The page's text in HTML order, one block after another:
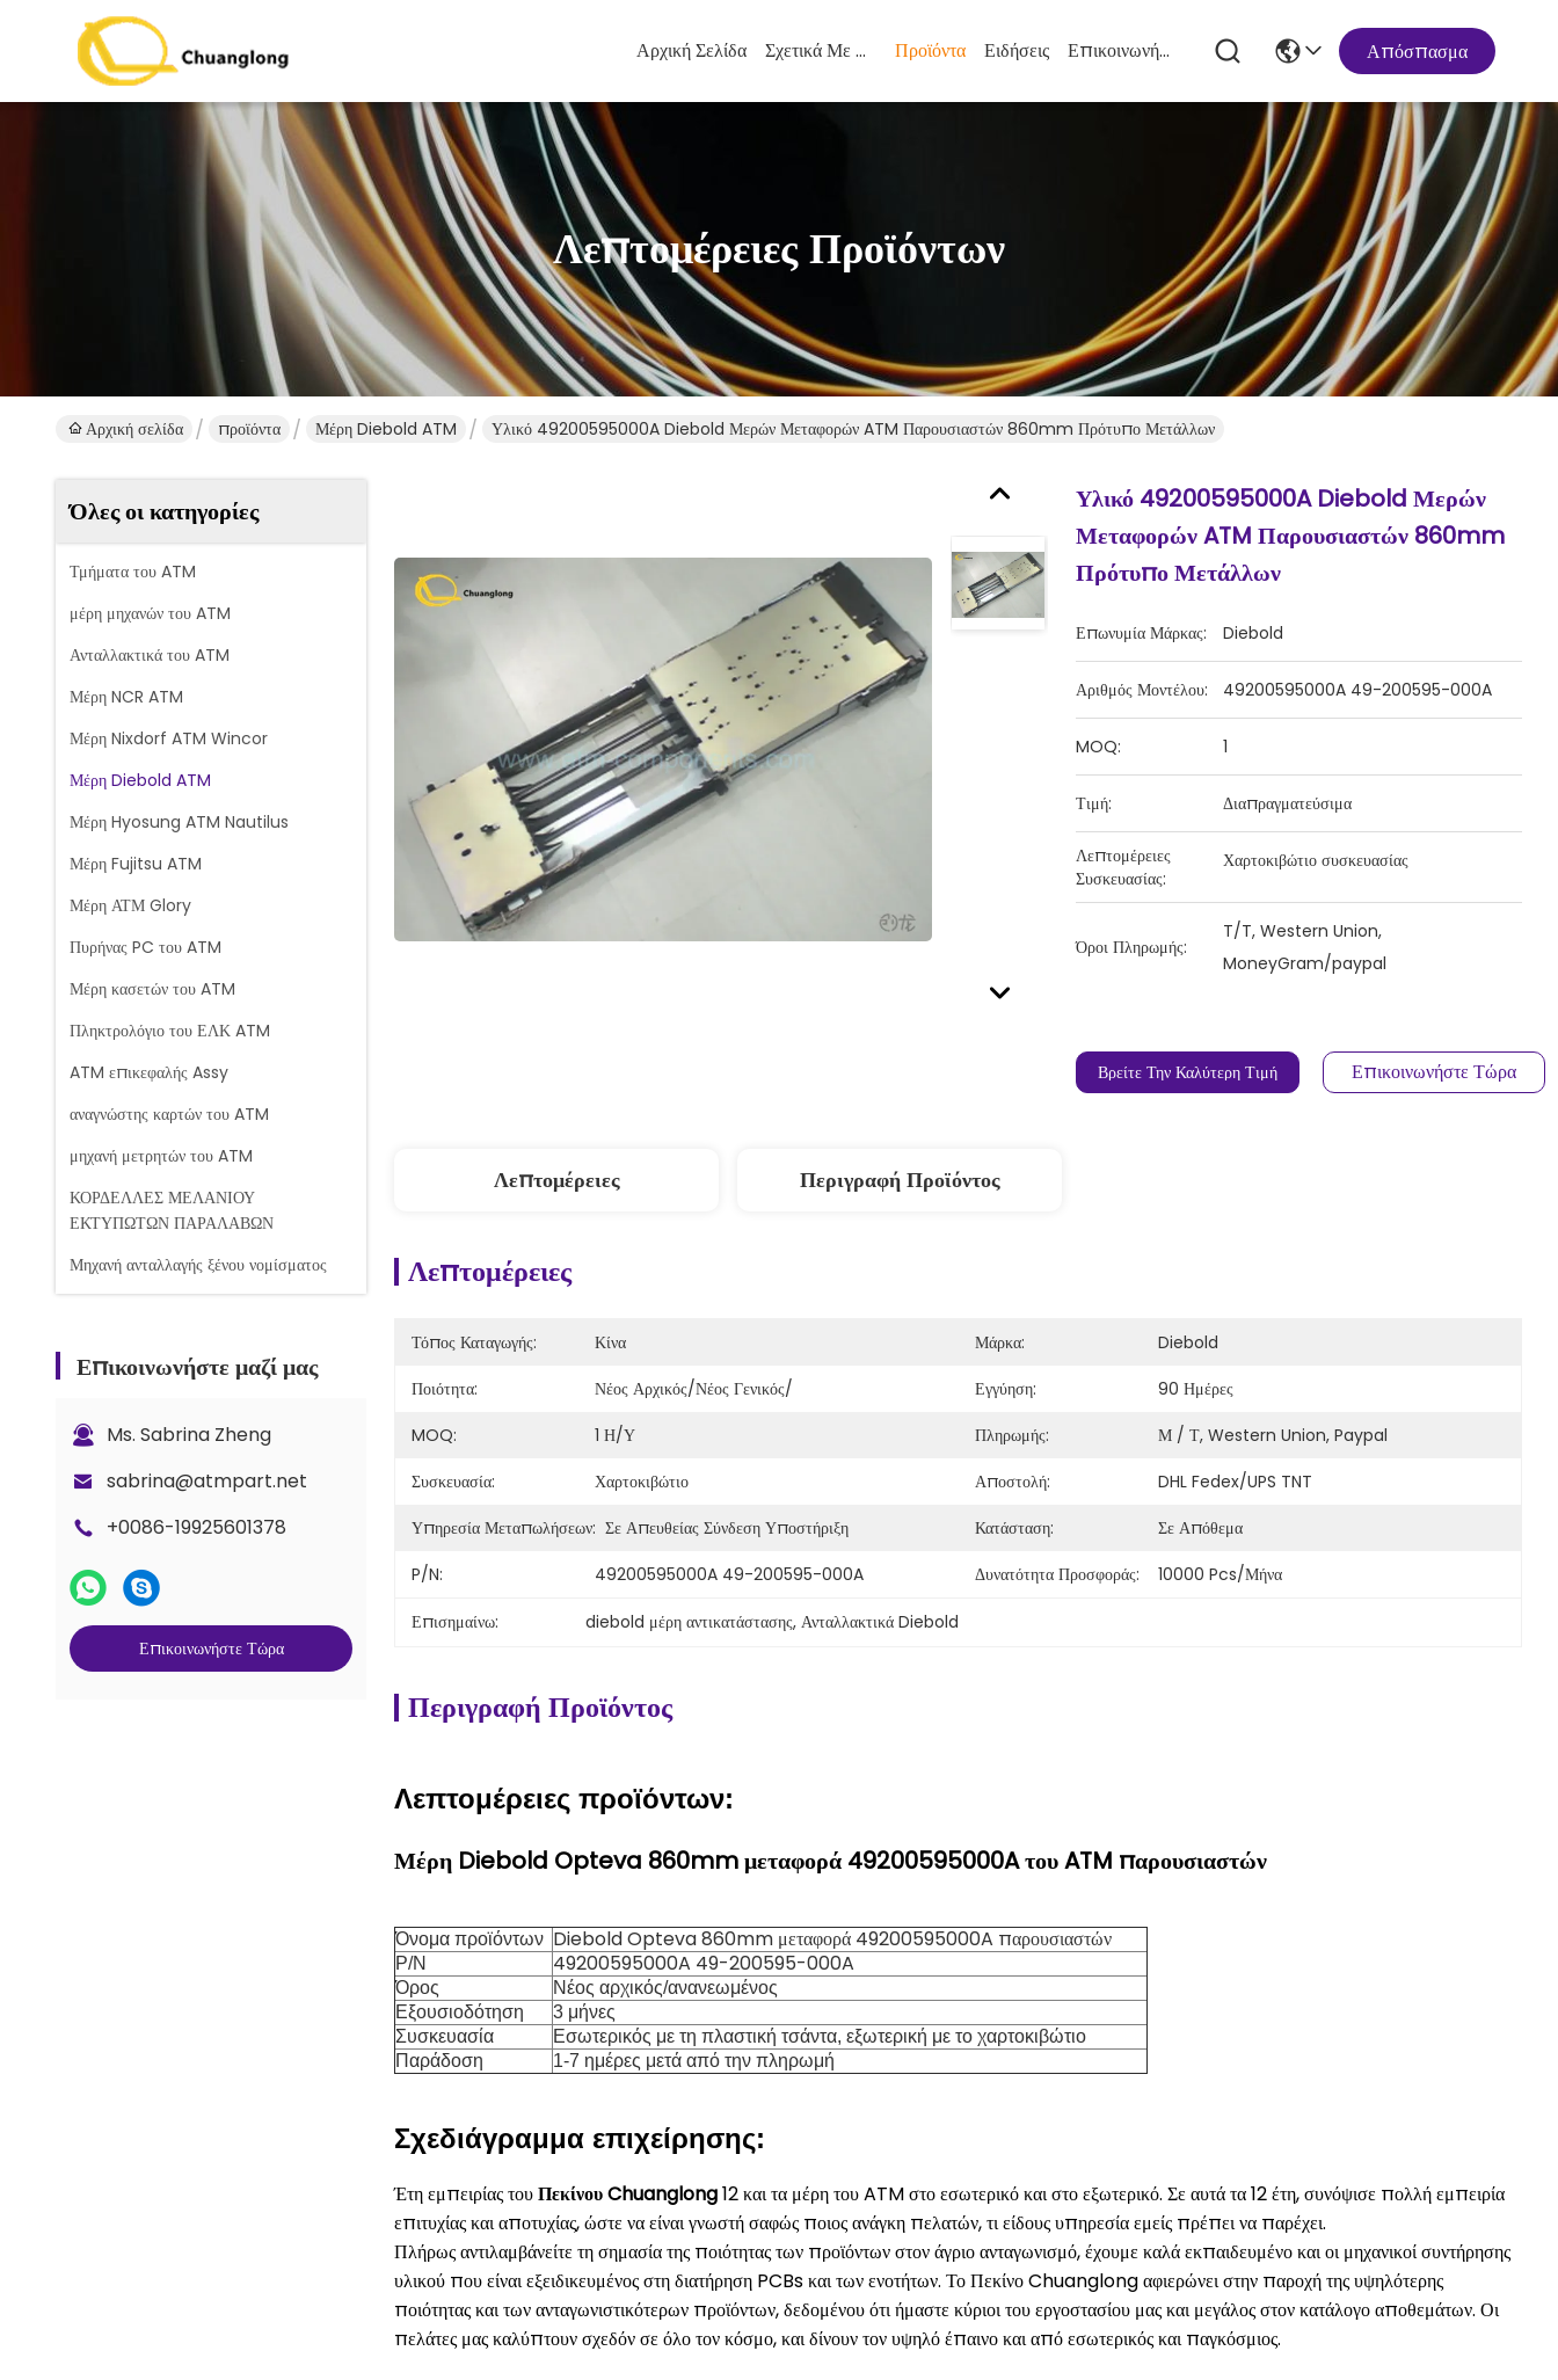
Αρχική Σελίδα Σχετικά Με Εμάς Προϊόντα Ειδήσεις Επικοινωνήστε Μαζί Μας Απόσπασμα
Λεπτομέρειες Προϊόντων
Αρχική σελίδα προϊόντα Μέρη Diebold ATM Υλικό 49200595000A Diebold Μερών Μεταφορών ATM Παρουσιαστών 860mm Πρότυπο Μετάλλων
Όλες οι κατηγορίες
Τμήματα του ATM
μέρη μηχανών του ATM
Ανταλλακτικά του ATM
Μέρη NCR ATM
Μέρη Nixdorf ATM Wincor
Μέρη Diebold ATM
Μέρη Hyosung ATM Nautilus
Μέρη Fujitsu ATM
Μέρη ΑΤΜ Glory
Πυρήνας PC του ATM
Μέρη κασετών του ATM
Πληκτρολόγιο του ΕΛΚ ATM
ATM επικεφαλής Assy
αναγνώστης καρτών του ATM
μηχανή μετρητών του ATM
ΚΟΡΔΕΛΛΕΣ ΜΕΛΑΝΙΟΥ
ΕΚΤΥΠΩΤΩΝ ΠΑΡΑΛΑΒΩΝ
Μηχανή ανταλλαγής ξένου νομίσματος
Κλειδαριά και κλειδιά
Ανταλλακτικά μετρητή G+D BPS C5
Επικοινωνήστε μαζί μας
Ms. Sabrina Zheng
sabrina@atmpart.net
+0086-19925601378
Επικοινωνήστε Τώρα
Υλικό 49200595000A Diebold Μερών
Μεταφορών ATM Παρουσιαστών 860mm
Πρότυπο Μετάλλων
Επωνυμία Μάρκας: Diebold
Αριθμός Μοντέλου: 49200595000A 49-200595-000A
MOQ: 1
Τιμή: Διαπραγματεύσιμα
Λεπτομέρειες
Συσκευασίας:
Χαρτοκιβώτιο συσκευασίας
Όροι Πληρωμής:
T/T, Western Union,
MoneyGram/paypal
Βρείτε Την Καλύτερη Τιμή Επικοινωνήστε Τώρα
Λεπτομέρειες Περιγραφή Προϊόντος
Λεπτομέρειες
Τόπος Καταγωγής: Κίνα Μάρκα:
Diebold
Ποιότητα:
Νέος Αρχικός/νέος Γενικός/ Εγγύηση:
90 Ημέρες
MOQ:
1 Η/υ Πληρωμής:
Μ / Τ, Western Union, Paypal
Συσκευασία:
Χαρτοκιβώτιο Αποστολή:
DHL Fedex/UPS TNT
Υπηρεσία Μεταπωλήσεων: Σε Απευθείας Σύνδεση Υποστήριξη Κατάσταση:
Σε Απόθεμα
P/N:
49200595000A 49-200595-000A Δυνατότητα Προσφοράς: 10000 Pcs/μήνα
Επισημαίνω: diebold μέρη αντικατάστασης, Ανταλλακτικά Diebold
Περιγραφή Προϊόντος
Λεπτομέρειες προϊόντων:
Μέρη Diebold Opteva 860mm μεταφορά 49200595000A του ATM παρουσιαστών
Όνομα προϊόντων Diebold Opteva 860mm μεταφορά 49200595000A παρουσιαστών
P/N 49200595000A 49-200595-000A
Όρος
Νέος αρχικός/ανανεωμένος
Εξουσιοδότηση
3 μήνες
Συσκευασία
Εσωτερικός με τη πλαστική τσάντα, εξωτερική με το χαρτοκιβώτιο
Παράδοση
1-7 ημέρες μετά από την πληρωμή
Σχεδιάγραμμα επιχείρησης:
Έτη εμπειρίας τουΠεκίνου Chuanglong12 και τα μέρη του ATM στο εσωτερικό και στο εξωτερικό. Σε αυτά τα 12 έτη, συνόψισε πολλή εμπειρία
επιτυχίας και αποτυχίας, ώστε να είναι γνωστή σαφώς ποιος ανάγκη πελατών, τι είδους υπηρεσία εμείς πρέπει να παρέχει.
Πλήρως αντιλαμβάνείτε τη σημασία της ποιότητας των προϊόντων στον άγριο ανταγωνισμό, έχουμε καλά εκπαιδευμένο και οι μηχανικοί συντήρησης
υλικού που είναι εξειδικευμένος στη διατήρηση PCBs και των ενοτήτων. Το Πεκίνο Chuanglong αφιερώνει στην παροχή της υψηλότερης
ποιότητας και των ανταγωνιστικότερων προϊόντων, δεδομένου ότι ήμαστε κύριοι του εργοστασίου μας και μεγάλος στον κατάλογο αποθεμάτων. Οι
πελάτες μας καλύπτουν σχεδόν σε όλο τον κόσμο, και δίνουν τον υψηλό έπαινο και από εσωτερικός και παγκόσμιος.